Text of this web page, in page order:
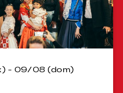
- 09/08 (dom)